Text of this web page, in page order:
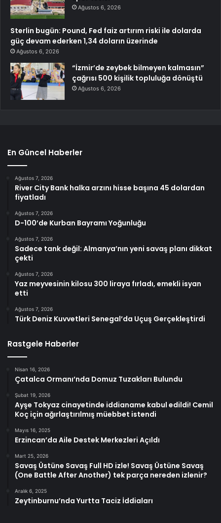
Ağustos 6, 2026
Sterlin bugün: Pound, Fed faiz artırım riski ile dolarda
güç devam ederken 1,34 doların üzerinde
Ağustos 6, 2026
“İzmir’de zeybek bilmeyen kalmasın”
çağrısı 500 kişilik topluluğa dönüştü
Ağustos 6, 2026
En Güncel Haberler
Ağustos 7, 2026
River City Bank halka arzını hisse başına 45 dolardan
fiyatladı
Ağustos 7, 2026
D-100’de Kurban Bayramı Yoğunluğu
Ağustos 7, 2026
Sadece tank değil: Almanya’nın yeni savaş planı dikkat
çekti
Ağustos 7, 2026
Yaz meyvesinin kilosu 300 liraya fırladı, emekli isyan
etti
Ağustos 7, 2026
Türk Deniz Kuvvetleri Senegal’da Uçuş Gerçekleştirdi
Rastgele Haberler
Nisan 16, 2026
Çatalca Ormanı’nda Domuz Tuzakları Bulundu
Şubat 19, 2026
Ayşe Tokyaz cinayetinde iddianame kabul edildi! Cemil
Koç için ağırlaştırılmış müebbet istendi
Mayıs 16, 2025
Erzincan’da Aile Destek Merkezleri Açıldı
Mart 25, 2026
Savaş Üstüne Savaş Full HD izle! Savaş Üstüne Savaş
(One Battle After Another) tek parça nereden izlenir?
Aralık 6, 2025
Zeytinburnu’nda Yurtta Taciz İddiaları